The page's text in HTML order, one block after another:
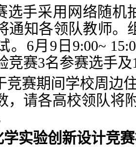
选手采用网络随机
通知各领队教师。
。 6月 9 日 9:00~
竞赛3名参赛选手及
竞赛期间学校周边
，请各高校领队将
学实验创新设计竞赛